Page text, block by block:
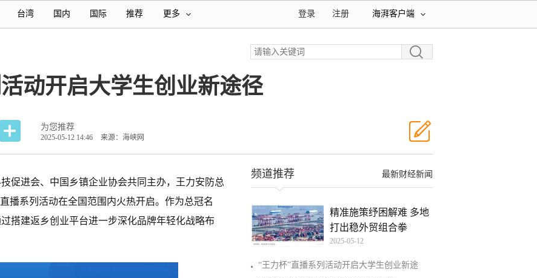
台湾 国内 国际 推荐 更多 海湃客户端
注册
登录
动开启大学生创业新途径
为您推荐
2025-05-12 14:46 来源：海峡网
促进会、中国乡镇企业协会共同主办，王力安防总
播系列活动在全国范围内火热开启。作为总冠名
搭建返乡创业平台进一步深化品牌年轻化战略布
最新财经新闻
频道推荐
精准施策纾困解难 多地
打出稳外贸组合拳
2025-05-12
“王力杯”直播系列活动开启大学生创业新途